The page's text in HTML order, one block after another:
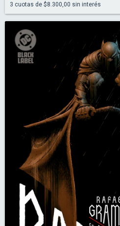
3 cuotas de $8.300,00 sin interés